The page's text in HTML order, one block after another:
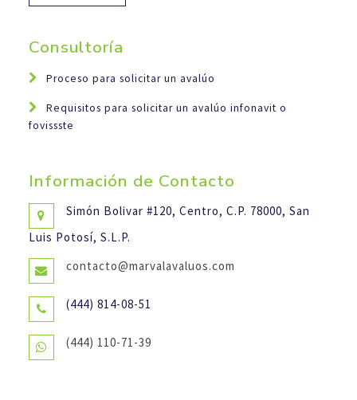
Consultoría
Proceso para solicitar un avalúo
Requisitos para solicitar un avalúo infonavit o
fovissste
Información de Contacto
Simón Bolivar #120, Centro, C.P. 78000, San
Luis Potosí, S.L.P.
contacto@marvalavaluos.com
(444) 814-08-51
(444) 110-71-39